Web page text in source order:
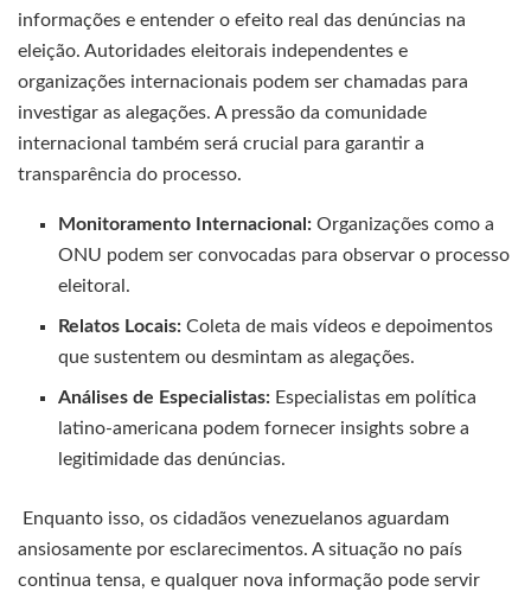
informações e entender o efeito real das denúncias na
eleição. Autoridades eleitorais independentes e
organizações internacionais podem ser chamadas para
investigar as alegações. A pressão da comunidade
internacional também será crucial para garantir a
transparência do processo.
Monitoramento Internacional: Organizações como a
ONU podem ser convocadas para observar o processo
eleitoral.
Relatos Locais: Coleta de mais vídeos e depoimentos
que sustentem ou desmintam as alegações.
Análises de Especialistas: Especialistas em política
latino-americana podem fornecer insights sobre a
legitimidade das denúncias.
Enquanto isso, os cidadãos venezuelanos aguardam
ansiosamente por esclarecimentos. A situação no país
continua tensa, e qualquer nova informação pode servir